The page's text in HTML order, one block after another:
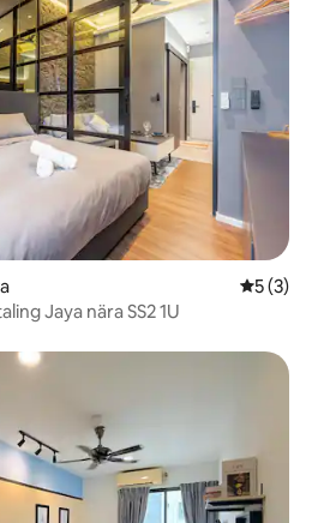
5 av 5 i
5 (3)
Jaya nära SS2 1U